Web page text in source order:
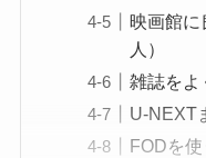
映画館に
人）
雑誌をよ
U-NEXT
FODを